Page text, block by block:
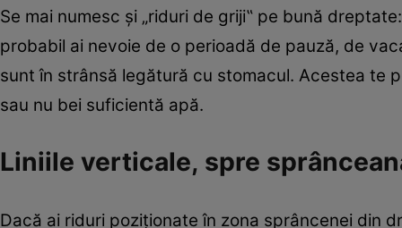
Se mai numesc şi „riduri de griji‟ pe bună
probabil ai nevoie de o perioadă de pauză, de
sunt în strânsă legătură cu stomacul. Acestea te
sau nu bei suficientă apă.
Liniile verticale, spre
Dacă ai riduri poziţionate în zona sprâncenei din